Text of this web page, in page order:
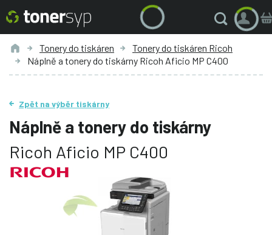
Tonery do tiskáren
Tonery do tiskáren Ricoh
Náplně a tonery do tiskárny Ricoh Aficio MP C400
Zpět na výběr tiskárny
Náplně a tonery do tiskárny
Ricoh Aficio MP C400